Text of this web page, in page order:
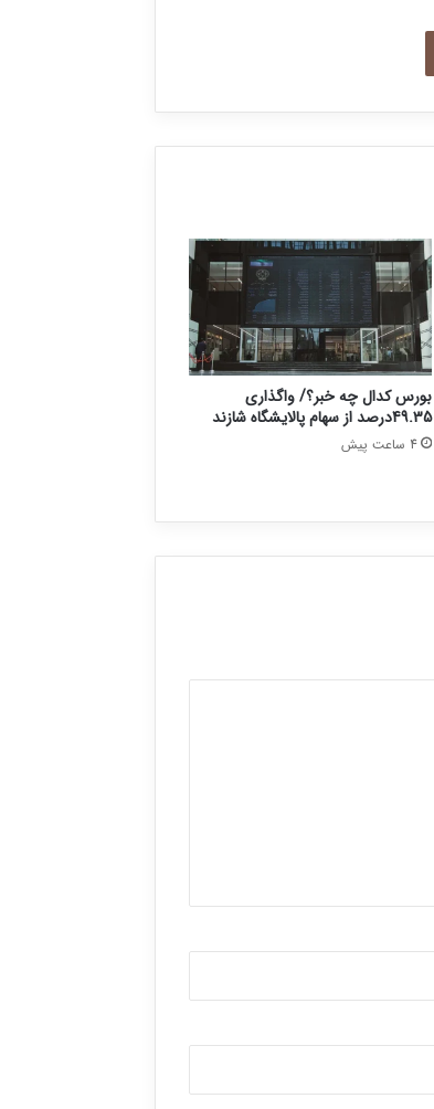
بورس کدال چه خبر؟/ واگذاری
49.35درصد از سهام پالایشگاه شازند
4 ساعت پیش